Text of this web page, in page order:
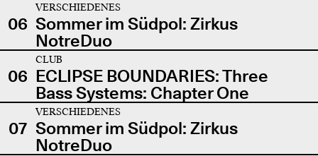
06
VERSCHIEDENES
Sommer im Südpol: Zirkus
NotreDuo
06
CLUB
ECLIPSE BOUNDARIES: Three
Bass Systems: Chapter One
07
VERSCHIEDENES
Sommer im Südpol: Zirkus
NotreDuo